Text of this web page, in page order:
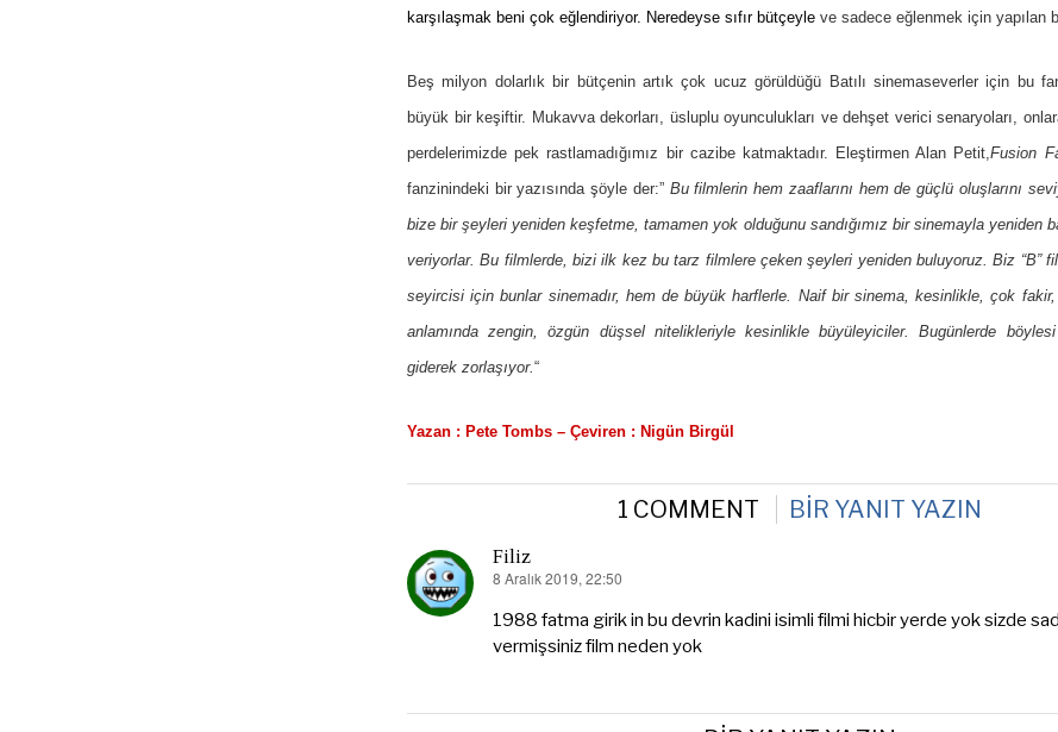
karşılaşmak beni çok eğlendiriyor. Neredeyse sıfır bütçeyle ve sadece eğlenmek için yapılan
Beş milyon dolarlık bir bütçenin artık çok ucuz görüldüğü Batılı sinemaseverler için bu
büyük bir keşiftir. Mukavva dekorları, üsluplu oyunculukları ve dehşet verici senaryoları,
perdelerimizde pek rastlamadığımız bir cazibe katmaktadır. Eleştirmen Alan Petit,Fusion
fanzinindeki bir yazısında şöyle der:”Bu filmlerin hem zaaflarını hem de güçlü oluşlarını
bize bir şeyleri yeniden keşfetme, tamamen yok olduğunu sandığımız bir sinemayla yeniden
veriyorlar. Bu filmlerde, bizi ilk kez bu tarz filmlere çeken şeyleri yeniden buluyoruz. Biz “B”
seyircisi için bunlar sinemadır, hem de büyük harflerle. Naif bir sinema, kesinlikle, çok
anlamında zengin, özgün düşsel nitelikleriyle kesinlikle büyüleyiciler. Bugünlerde
giderek zorlaşıyor.“
Yazan : Pete Tombs – Çeviren : Nigün Birgül
1 COMMENT BIR YANIT YAZIN
Filiz
dedi
8 Aralık 2019, 22:50
1988 fatma girik in bu devrin kadini isimli filmi hicbir yerde yok sizde
vermişsiniz film neden yok